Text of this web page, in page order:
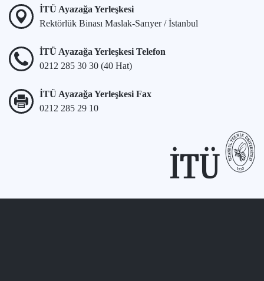
İTÜ Ayazağa Yerleşkesi
Rektörlük Binası Maslak-Sarıyer / İstanbul
İTÜ Ayazağa Yerleşkesi Telefon
0212 285 30 30 (40 Hat)
İTÜ Ayazağa Yerleşkesi Fax
0212 285 29 10